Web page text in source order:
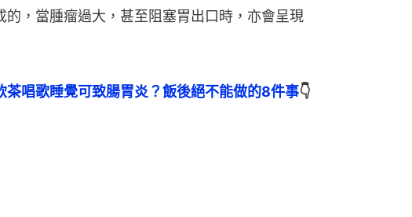
的，當腫瘤過大，甚至阻塞胃出口時，亦會呈現
茶唱歌睡覺可致腸胃炎？飯後絕不能做的8件事👇